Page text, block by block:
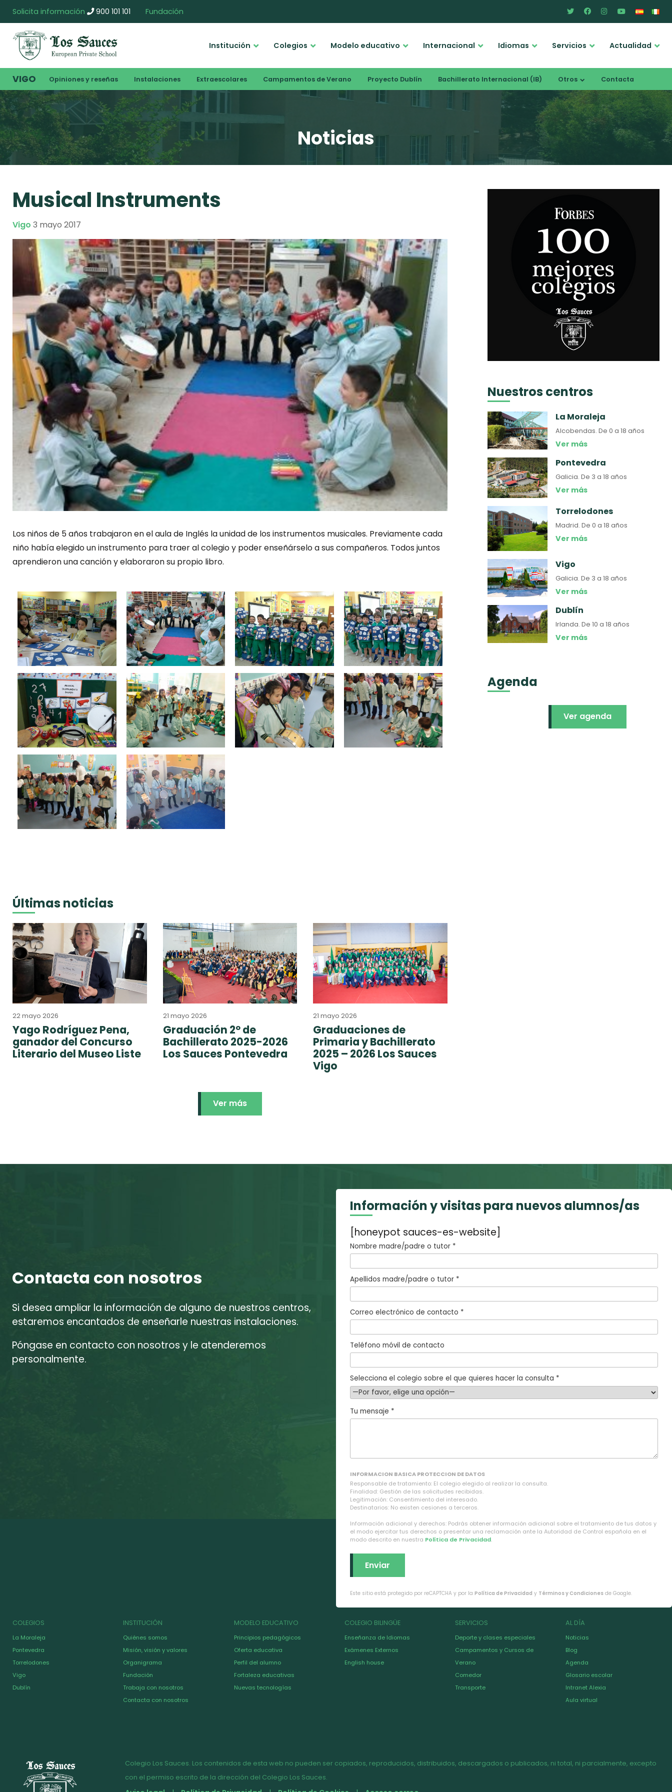
Solicita información 900 101 101 Fundación
Institución Colegios Modelo educativo Internacional Idiomas Servicios Actualidad
VIGO Opiniones y reseñas Instalaciones Extraescolares Campamentos de Verano Proyecto Dublín Bachillerato Internacional (IB) Otros Contacta
Noticias
Musical Instruments
Vigo 3 mayo 2017
Los niños de 5 años trabajaron en el aula de Inglés la unidad de los instrumentos musicales. Previamente cada
niño había elegido un instrumento para traer al colegio y poder enseñárselo a sus compañeros. Todos juntos
aprendieron una canción y elaboraron su propio libro.
Últimas noticias
22 mayo 2026
Yago Rodríguez Pena,
ganador del Concurso
Literario del Museo Liste
21 mayo 2026
Graduación 2º de
Bachillerato 2025-2026
Los Sauces Pontevedra
21 mayo 2026
Graduaciones de
Primaria y Bachillerato
2025 – 2026 Los Sauces
Vigo
Ver más
Nuestros centros
La Moraleja
Alcobendas.De 0 a 18 años
Ver más
Pontevedra
Galicia.De 3 a 18 años
Ver más
Torrelodones
Madrid.De 0 a 18 años
Ver más
Vigo
Galicia.De 3 a 18 años
Ver más
Dublín
Irlanda.De 10 a 18 años
Ver más
Agenda
Ver agenda
Contacta con nosotros
Si desea ampliar la información de alguno de nuestros centros,
estaremos encantados de enseñarle nuestras instalaciones.
Póngase en contacto con nosotros y le atenderemos
personalmente.
Información y visitas para nuevos alumnos/as
[honeypot sauces-es-website]
Nombre madre/padre o tutor *
Apellidos madre/padre o tutor *
Correo electrónico de contacto *
Teléfono móvil de contacto
Selecciona el colegio sobre el que quieres hacer la consulta *
Tu mensaje *
INFORMACION BASICA PROTECCION DE DATOS
Responsable de tratamiento: El colegio elegido al realizar la consulta.
Finalidad: Gestión de las solicitudes recibidas.
Legitimación: Consentimiento del interesado.
Destinatarios: No existen cesiones a terceros.
Información adicional y derechos: Podrás obtener información adicional sobre el tratamiento de tus datos y
el modo ejercitar tus derechos o presentar una reclamación ante la Autoridad de Control española en el
modo descrito en nuestra Política de Privacidad.
Este sitio está protegido por reCAPTCHA y por la Política de Privacidad y Términos y Condiciones de Google.
COLEGIOS
La Moraleja
Pontevedra
Torrelodones
Vigo
Dublín
INSTITUCIÓN
Quiénes somos
Misión, visión y valores
Organigrama
Fundación
Trabaja con nosotros
Contacta con nosotros
MODELO EDUCATIVO
Principios pedagógicos
Oferta educativa
Perfil del alumno
Fortaleza educativas
Nuevas tecnologías
COLEGIO BILINGÜE
Enseñanza de Idiomas
Exámenes Externos
English house
SERVICIOS
Deporte y clases especiales
Campamentos y Cursos de
Verano
Comedor
Transporte
AL DÍA
Noticias
Blog
Agenda
Glosario escolar
Intranet Alexia
Aula virtual
Colegio Los Sauces. Los contenidos de esta web no pueden ser copiados, reproducidos, distribuidos, descargados o publicados, ni total, ni parcialmente, excepto
con el permiso escrito de la dirección del Colegio Los Sauces.